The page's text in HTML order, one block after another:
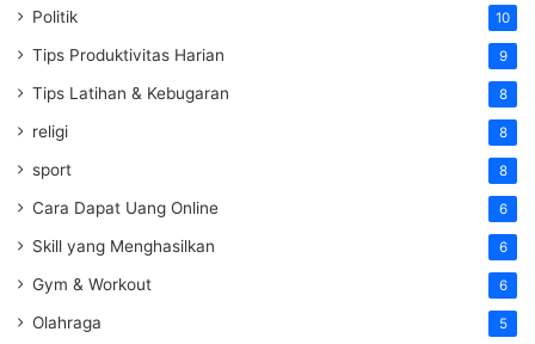
Politik 10
Tips Produktivitas Harian 9
Tips Latihan & Kebugaran 8
religi 8
sport 8
Cara Dapat Uang Online 6
Skill yang Menghasilkan 6
Gym & Workout 6
Olahraga 5